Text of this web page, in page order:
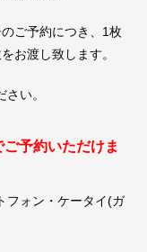
ご予約につき、1枚
お渡し致します。
い。
予約いただけま
フォン・ケータイ(ガ